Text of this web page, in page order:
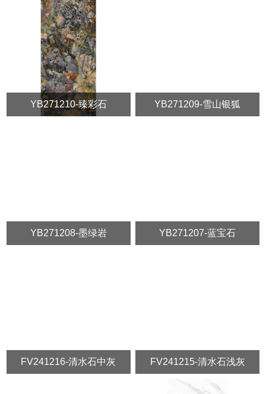
YB271210-臻彩石 YB271209-雪山银狐
YB271208-墨绿岩 YB271207-蓝宝石
FV241216-清水石中灰 FV241215-清水石浅灰